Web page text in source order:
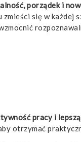
porządek i
się w każdej
pracy i
otrzymać